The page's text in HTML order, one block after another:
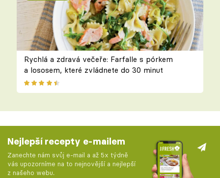
Rychlá a zdravá večeře: Farfalle s pórkem
a lososem, které zvládnete do 30 minut
Nejlepší recepty e-mailem
Zanechte nám svůj e-mail a až 5x týdně
vás upozorníme na to nejnovější a nejlepší
z našeho webu.